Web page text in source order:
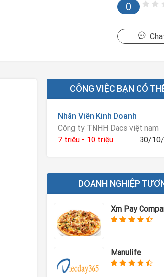
0
CÔNG VIỆC BẠN CÓ
Nhân Viên Kinh Doanh
Công ty TNHH Dacs việt nam
7 triệu - 10 triệu
30/
DOANH NGHIỆP
Xm Pay
Manulife